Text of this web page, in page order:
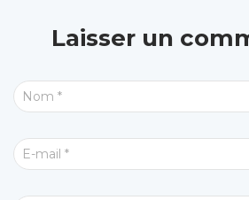
Laisser un
Nom *
E-mail *